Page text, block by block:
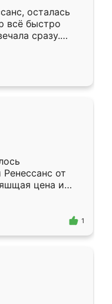
осталась
всё быстро
сразу.
подошёл к
Собрали
даже
от
цена и
Приехавший
самый
1